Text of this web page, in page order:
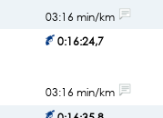
03:16 min/km
0:16:24,7
03:16 min/km